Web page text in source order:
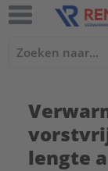
lengte